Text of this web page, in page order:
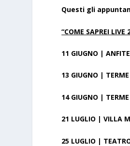
Questi gli
“COME SAPREI LIVE
11 GIUGNO |
13 GIUGNO |
14 GIUGNO |
21 LUGLIO | VILLA
25 LUGLIO |